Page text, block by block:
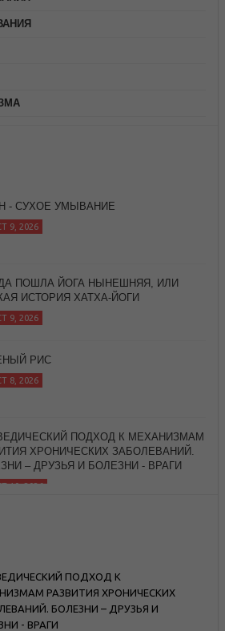
РИС
10, 2026
ПОДХОД К
РАЗВИТИЯ ХРОНИЧЕСКИХ
БОЛЕЗНИ – ДРУЗЬЯ И
- ВРАГИ